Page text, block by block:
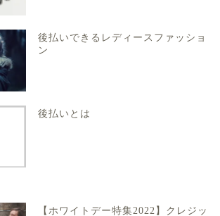
後払いできるレディースファッショ
ン
後払いとは
【ホワイトデー特集2022】クレジッ